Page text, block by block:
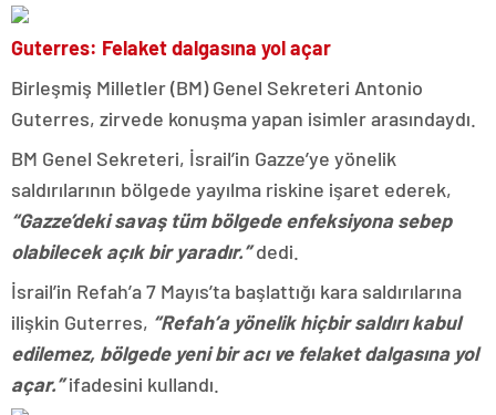
Guterres: Felaket dalgasına yol açar
Birleşmiş Milletler (BM) Genel Sekreteri Antonio
Guterres, zirvede konuşma yapan isimler arasındaydı.
BM Genel Sekreteri, İsrail’in Gazze’ye yönelik
saldırılarının bölgede yayılma riskine işaret ederek,
“Gazze’deki savaş tüm bölgede enfeksiyona sebep
olabilecek açık bir yaradır.”dedi.
İsrail’in Refah’a 7 Mayıs’ta başlattığı kara saldırılarına
ilişkin Guterres, “Refah’a yönelik hiçbir saldırı kabul
edilemez, bölgede yeni bir acı ve felaket dalgasına yol
açar.”ifadesini kullandı.